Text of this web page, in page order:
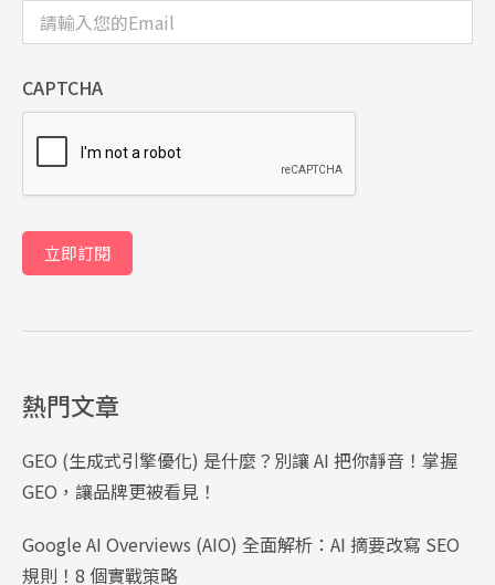
CAPTCHA
立即訂閱
熱門文章
GEO (生成式引擎優化) 是什麼？別讓 AI 把你靜音！掌握
GEO，讓品牌更被看見！
Google AI Overviews (AIO) 全面解析：AI 摘要改寫 SEO
規則！8 個實戰策略